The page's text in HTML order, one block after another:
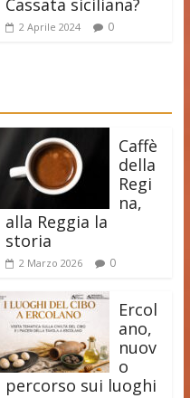
Cassata siciliana?
2 Aprile 2024 0
Caffè
della
Regi
na,
alla Reggia la
storia
2 Marzo 2026 0
Ercol
ano,
nuov
o
percorso sui luoghi